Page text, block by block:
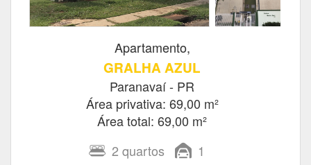
Apartamento,
GRALHA AZUL
Paranavaí - PR
Área privativa: 69,00 m²
Área total: 69,00 m²
2 quartos 1